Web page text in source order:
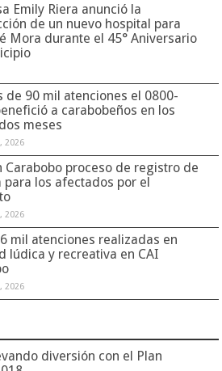
Emily Riera anunció la
de un nuevo hospital para
Mora durante el 45° Aniversario
de 90 mil atenciones el 0800-
a carabobeños en los
meses
2026
Carabobo proceso de registro de
para los afectados por el
2026
mil atenciones realizadas en
lúdica y recreativa en CAI
2026
diversión con el Plan